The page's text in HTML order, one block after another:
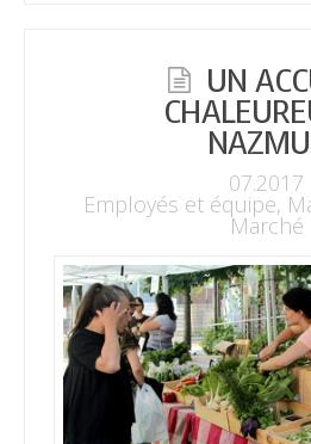
UN
07.2017
Employés et équipe,
Marché